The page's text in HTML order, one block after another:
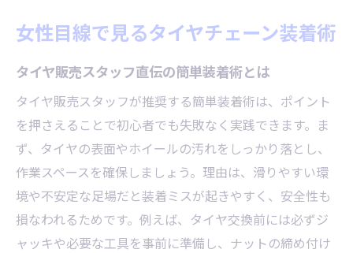
タイヤ販売目線の時短メンテナンス術とは
タイヤの寿命を延ばす簡単メンテナンス習
慣
販売現場が勧める安全メンテナンスの基本
女性目線で見るタイヤチェーン装着術
タイヤ販売スタッフ直伝の簡単装着術とは
タイヤ販売スタッフが推奨する簡単装着術は、ポイント
を押さえることで初心者でも失敗なく実践できます。ま
ず、タイヤの表面やホイールの汚れをしっかり落とし、
作業スペースを確保しましょう。理由は、滑りやすい環
境や不安定な足場だと装着ミスが起きやすく、安全性も
損なわれるためです。例えば、タイヤ交換前には必ずジ
ャッキや必要な工具を事前に準備し、ナットの締め付け